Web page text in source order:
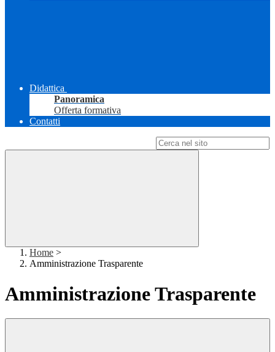
Didattica
Panoramica
Offerta formativa
Contatti
Home >
Amministrazione Trasparente
Amministrazione Trasparente